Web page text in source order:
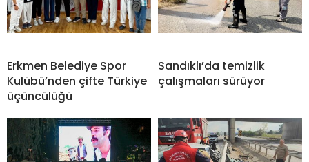
Erkmen Belediye Spor
Kulübü’nden çifte Türkiye
üçüncülüğü
Sandıklı’da temizlik
çalışmaları sürüyor